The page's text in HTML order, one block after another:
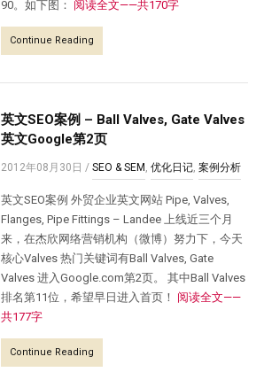
90。如下图： 阅读全文——共170字
Continue Reading
英文SEO案例 – Ball Valves, Gate Valves
英文Google第2页
2012年08月30日 /SEO & SEM ,优化日记,案例分析
英文SEO案例 外贸企业英文网站 Pipe, Valves,
Flanges, Pipe Fittings – Landee 上线近三个月
来，在杰欣网络营销机构（微博）努力下，今天
核心Valves 热门关键词有Ball Valves, Gate
Valves 进入Google.com第2页。 其中Ball Valves
排名第11位，希望早日进入首页！ 阅读全文——
共177字
Continue Reading